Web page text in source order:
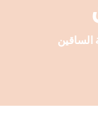
الساقين